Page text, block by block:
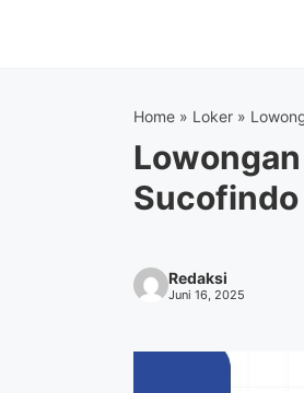
Home » Loker »
Redaksi
Juni 16, 2025